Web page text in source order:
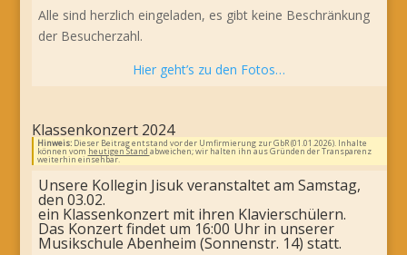
Alle sind herzlich eingeladen, es gibt keine Beschränkung
der Besucherzahl.
Hier geht’s zu den Fotos…
Klassenkonzert 2024
Hinweis:Dieser Beitrag entstand vor der Umfirmierung zur GbR (01.01.2026). Inhalte
können vom heutigen Stand abweichen; wir halten ihn aus Gründen der Transparenz
weiterhin einsehbar.
Unsere Kollegin Jisuk veranstaltet am Samstag,
den 03.02.
ein Klassenkonzert mit ihren Klavierschülern.
Das Konzert findet um 16:00 Uhr in unserer
Musikschule Abenheim (Sonnenstr. 14) statt.